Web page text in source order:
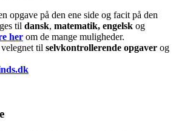
opgave på den ene side og facit på den
til dansk, matematik, engelsk og
her om de mange muligheder.
til selvkontrollerende opgaver og